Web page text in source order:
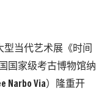
当代艺术展《时间
国家级考古博物馆纳
Narbo Via）隆重开